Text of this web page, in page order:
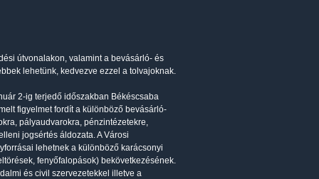
útvonalakon, valamint a bevásárló- és
lehetünk, kedvezve ezzel a tolvajoknak.
2-ig terjedő időszakban Békéscsaba
figyelmet fordít a különböző bevásárló-
pályaudvarokra, pénzintézetekre,
jogsértés áldozata. A Városi
lehetnek a különböző karácsonyi
fenyőfalopások) bekövetkezésének.
és civil szervezetekkel illetve a